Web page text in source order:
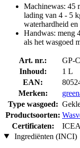
Machinewas: 45
lading van 4 - 5
waterhardheid
Handwas: meng
als het wasgoed
Art. nr.:
GP-
Inhoud:
1 L
EAN:
Merken:
Type wasgoed:
Productsoorten:
Certificaten:
ICEA
Ingrediënten (INCI)